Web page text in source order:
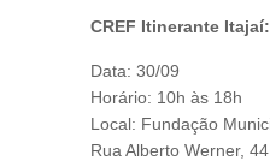
CREF Itinerante Itajaí:
Data: 30/09
Horário: 10h às 18h
Local: Fundação
Rua Alberto Werner,